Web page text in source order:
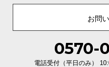
お問
0570-
電話受付（平日のみ）